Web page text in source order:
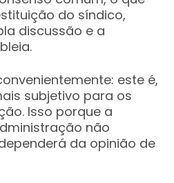
do síndico,
discussão e a
este é,
subjetivo para os
Isso porque a
não
da opinião de